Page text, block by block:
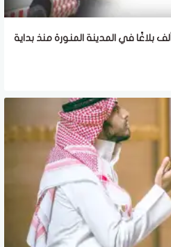
الهلال الأحمر: تلقينا أكثر من 12 ألف بلاغًا في المدينة المنورة منذ بداية